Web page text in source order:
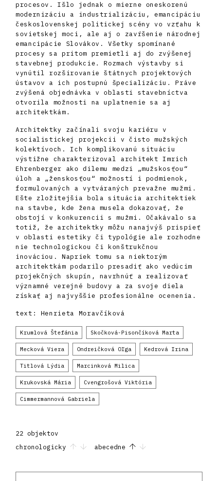
procesov. Išlo jednak o mierne oneskorenú
modernizáciu a industrializáciu, emancipáciu
československej politickej scény vo vzťahu k
sovietskej moci, ale aj o zavŕšenie národnej
emancipácie Slovákov. Všetky spomínané
procesy sa pritom premietli aj do zvýšenej
stavebnej produkcie. Rozmach výstavby si
vynútil rozširovanie štátnych projektových
ústavov a ich postupnú špecializáciu. Práve
zvýšená objednávka v oblasti stavebníctva
otvorila možnosti na uplatnenie sa aj
architektkám.
Architektky začínali svoju kariéru v
socialistickej projekcii v čisto mužských
kolektívoch. Ich komplikovanú situáciu
výstižne charakterizoval architekt Imrich
Ehrenberger ako dilemu medzi „mužskosťou“
úloh a „ženskosťou“ možností i podmienok,
formulovaných a vytváraných prevažne mužmi.
Ešte zložitejšia bola situácia architektiek
na stavbe, kde žena musela dokazovať, že
obstojí v konkurencii s mužmi. Očakávalo sa
totiž, že architektky môžu nanajvýš prispieť
v oblasti estetiky či typológie ale rozhodne
nie technologickou či konštrukčnou
inováciou. Napriek tomu sa niektorým
architektkám podarilo presadiť ako vedúcim
projekčných skupín, navrhnúť a realizovať
významné verejné budovy a za svoje diela
získať aj najvyššie profesionálne ocenenia.
text: Henrieta Moravčíková
Krumlová Štefánia Skočková-Pisončíková Marta
Mecková Viera Ondreičková Oľga Kedrová Irina
Titlová Lýdia Marcinková Milica
Krukovská Mária Cvengrošová Viktória
Cimmermannová Gabriela
22 objektov
chronologicky
abecedne